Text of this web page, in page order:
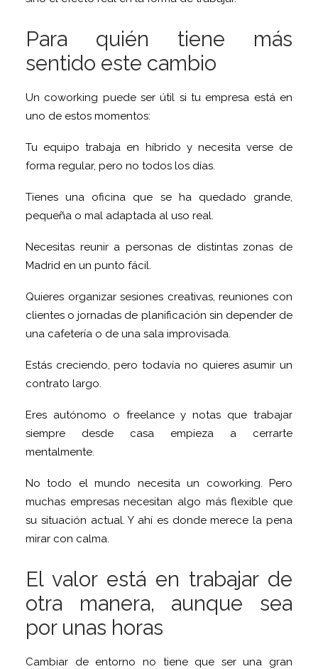
Para quién tiene más
sentido este cambio
Un coworking puede ser útil si tu empresa está en
uno de estos momentos:
Tu equipo trabaja en híbrido y necesita verse de
forma regular, pero no todos los días.
Tienes una oficina que se ha quedado grande,
pequeña o mal adaptada al uso real.
Necesitas reunir a personas de distintas zonas de
Madrid en un punto fácil.
Quieres organizar sesiones creativas, reuniones con
clientes o jornadas de planificación sin depender de
una cafetería o de una sala improvisada.
Estás creciendo, pero todavía no quieres asumir un
contrato largo.
Eres autónomo o freelance y notas que trabajar
siempre desde casa empieza a cerrarte
mentalmente.
No todo el mundo necesita un coworking. Pero
muchas empresas necesitan algo más flexible que
su situación actual. Y ahí es donde merece la pena
mirar con calma.
El valor está en trabajar de
otra manera, aunque sea
por unas horas
Cambiar de entorno no tiene que ser una gran